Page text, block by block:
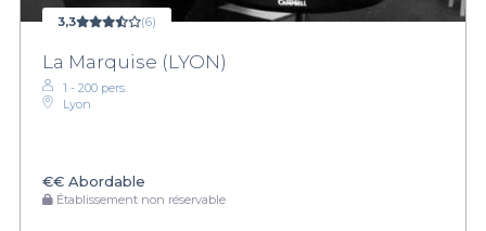
3,3 (6)
La Marquise (LYON)
1 - 200 pers.
Lyon
€€ Abordable
Établissement non réservable